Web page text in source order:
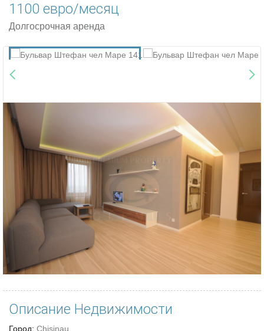
1100 евро/месяц
Долгосрочная аренда
Описание Недвижимости
Город: Chisinau